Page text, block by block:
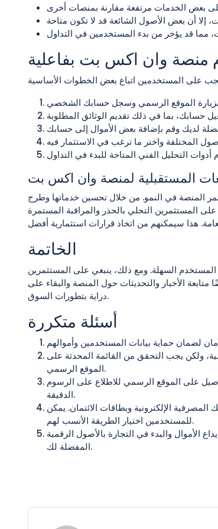
منصة وان اكس بت بفاعلية
المستقبلية لمنصة وان اكس بت
المنصة في النمو. من خلال تحسين خدماتها وطرح
التحلي بالحذر والمراقبة المستمرة
الخاتمة
المستخدم السهلة. ومع ذلك، ينبغي على المستثمرين
الأخبار والتحديثات حول المنصة والبقاء على
دراية بتطورات السوق.
أسئلة متكررة
ولكن يجب التحقق من القائمة المحدثة على
الموقع الرسمي.
على الموقع الرسمي للاطلاع على الرسوم
الدقيقة.
الإلكترونية وبطاقات الائتمان. يمكن
للمستخدمين اختيار الطريقة الأنسب لهم.
الأموال والبدء في التجارة بالأصول الرقمية
المفضلة لك.